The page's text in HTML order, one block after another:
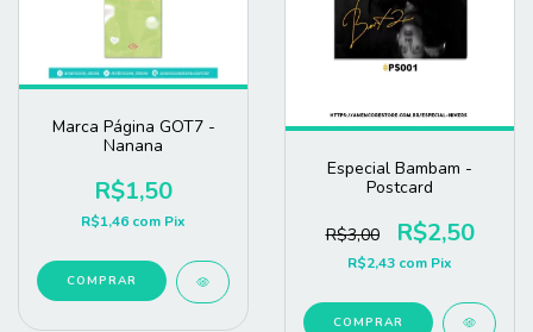
Marca Página GOT7 -
Nanana
R$1,50
R$1,46 com Pix
COMPRAR
Especial Bambam -
Postcard
R$3,00 R$2,50
R$2,43 com Pix
COMPRAR